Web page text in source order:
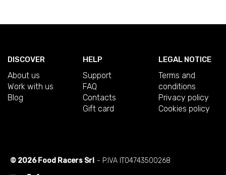
DISCOVER
About us
Work with us
Blog
HELP
Support
FAQ
Contacts
Gift card
LEGAL NOTICE
Terms and
conditions
Privacy policy
Cookies policy
© 2026 Food Racers Srl - P.IVA IT04743500268